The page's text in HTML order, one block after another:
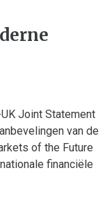
Joint Statement
van de
of the Future
financiële